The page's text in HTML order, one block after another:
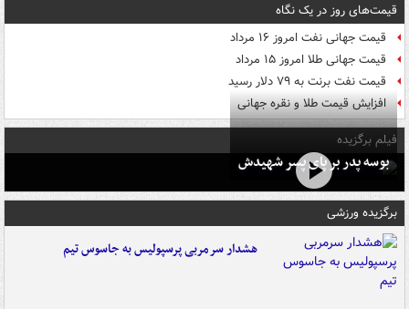
قیمت‌های روز در یک نگاه
قیمت جهانی نفت امروز ۱۶ مرداد
قیمت جهانی طلا امروز ۱۵ مرداد
قیمت نفت برنت به ۷۹ دلار رسید
افزایش قیمت طلا و نقره جهانی
فیلم برگزیده
بوسه‌ پدر بر پای پسر شهیدش
برگزیده ورزشی
هشدار سرمربی پرسپولیس به جاسوس تیم